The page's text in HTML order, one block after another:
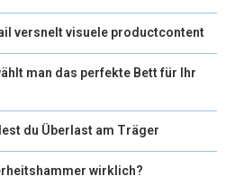
versnelt visuele productcontent
man das perfekte Bett für Ihr
du Überlast am Träger
wirklich?